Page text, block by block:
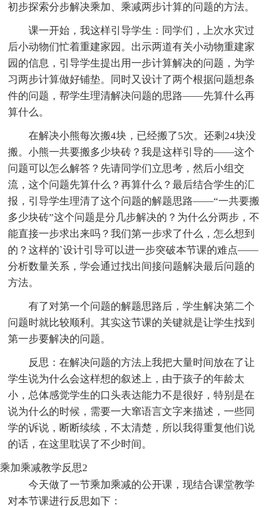
初步探索分步解决乘加、乘减两步计算的问题的方法。
课一开始，我这样引导学生：同学们，上次水灾过
后小动物们忙着重建家园。出示两道有关小动物重建家
园的信息，引导学生提出用一步计算解决的问题，为学
习两步计算做好铺垫。同时又设计了两个根据问题想条
件的问题，帮学生理清解决问题的思路——先算什么再
算什么。
在解决小熊每次搬4块，已经搬了5次。还剩24块没
搬。小熊一共要搬多少块砖？我是这样引导的——这个
问题可以怎么解答？先请同学们立思考，然后小组交
流，这个问题先算什么？再算什么？最后结合学生的汇
报，引导学生理清了这个问题的解题思路——“一共要搬
多少块砖”这个问题是分几步解决的？为什么分两步，不
能直接一步求出来吗？我们第一步求了什么，怎么想到
的？这样的`设计引导可以进一步突破本节课的难点——
分析数量关系，学会通过找出间接问题解决最后问题的
方法。
有了对第一个问题的解题思路后，学生解决第二个
问题时就比较顺利。其实这节课的关键就是让学生找到
第一步要解决的问题。
反思：在解决问题的方法上我把大量时间放在了让
学生说为什么会这样想的叙述上，由于孩子的年龄太
小，总体感觉学生的口头表达能力不是很好，特别是在
说为什么的时候，需要一大窜语言文字来描述，一些同
学的诉说，断断续续，不太清楚，所以我得重复他们说
的话，在这里耽误了不少时间。
乘加乘减教学反思2
今天做了一节乘加乘减的公开课，现结合课堂教学
对本节课进行反思如下：